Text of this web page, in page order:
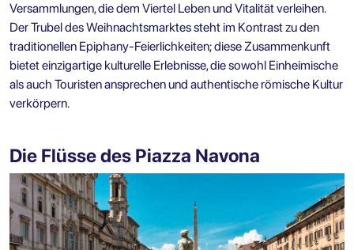
Versammlungen, die dem Viertel Leben und Vitalität verleihen.
Der Trubel des Weihnachtsmarktes steht im Kontrast zu den
traditionellen Epiphany-Feierlichkeiten; diese Zusammenkunft
bietet einzigartige kulturelle Erlebnisse, die sowohl Einheimische
als auch Touristen ansprechen und authentische römische Kultur
verkörpern.
Die Flüsse des Piazza Navona